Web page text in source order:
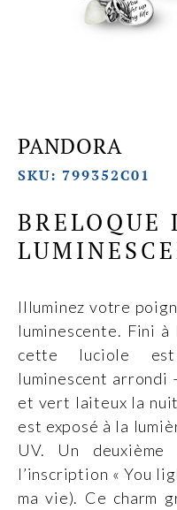
PANDORA
SKU: 799352C01
BRELOQUE
Illuminez votre
luminescente. Fini
cette luciole
luminescent arrondi
et vert laiteux la
est exposé à la
UV. Un
l’inscription « You
ma vie). Ce charm